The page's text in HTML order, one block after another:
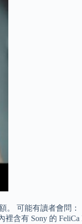
。 可能有讀者會問
含有 Sony 的